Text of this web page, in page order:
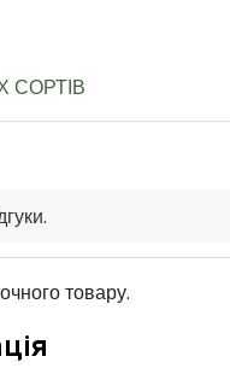
СОРТІВ
товару.